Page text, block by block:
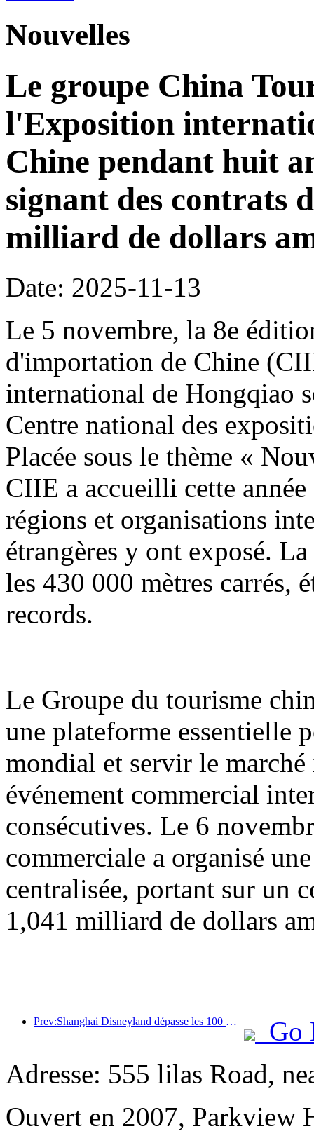
Nouvelles
Le groupe China
l'Exposition
Chine pendant huit
signant des contrats
milliard de dollars
Date: 2025-11-13
Le 5 novembre, la 8e
d'importation de Chine
international de Hongqiao
Centre national des
Placée sous le thème «
CIIE a accueilli cette
régions et organisations
étrangères y ont exposé.
les 430 000 mètres carrés,
records.
Le Groupe du tourisme
une plateforme essentielle
mondial et servir le
événement commercial
consécutives. Le 6
commerciale a organisé
centralisée, portant sur un
1,041 milliard de dollars
Prev:Shanghai Disneyland dépasse les 100 millions de visiteurs et s'agrandira avec un quatrième hôtel à thème.
Go
Adresse: 555 lilas Road,
Ouvert en 2007, Parkview